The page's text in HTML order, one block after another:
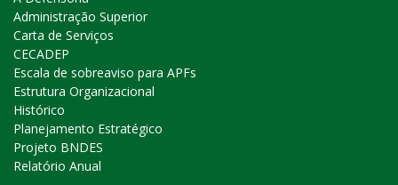
Administração Superior
Carta de Serviços
CECADEP
Escala de sobreaviso para APFs
Estrutura Organizacional
Histórico
Planejamento Estratégico
Projeto BNDES
Relatório Anual